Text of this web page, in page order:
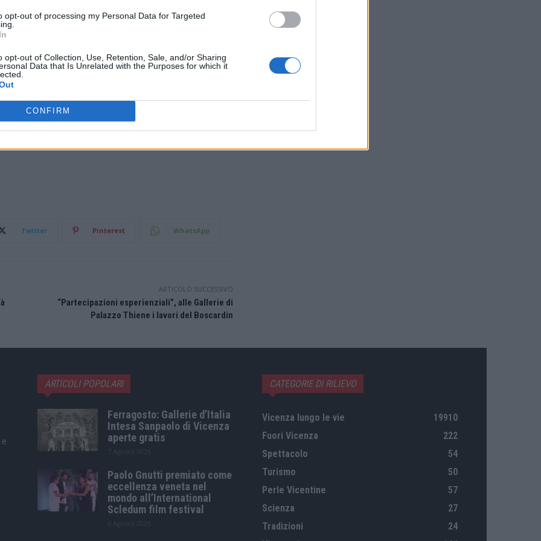
opt-out of processing my Personal Data for Targeted
opt-out of Collection, Use, Retention, Sale, and/or Sharing
Data that Is Unrelated with the Purposes for which it
CONFIRM
grazie al contributo delComune di
progetto
per l’Ambiente. Nuove Generazioni in Azione con il
il bando FORMAT 2022 e ha avuto un ottimo
Twitter Pinterest WhatsApp
ARTICOLO SUCCESSIVO
“Partecipazioni esperienziali”, alle Gallerie di
Palazzo Thiene i lavori del Boscardin
ARTICOLI POPOLARI
Ferragosto: Gallerie d’Italia
Intesa Sanpaolo di Vicenza
aperte gratis
Paolo Gnutti premiato come
eccellenza veneta nel
mondo all’International
Scledum film festival
CATEGORIE DI RILIEVO
Vicenza lungo le vie
19910
Fuori Vicenza
222
Spettacolo
54
Turismo
50
Perle Vicentine
57
Scienza
27
Tradizioni
24